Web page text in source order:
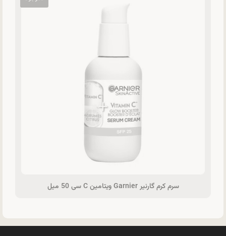
سرم کرم گارنیر Garnier ویتامین C سی 50 میل